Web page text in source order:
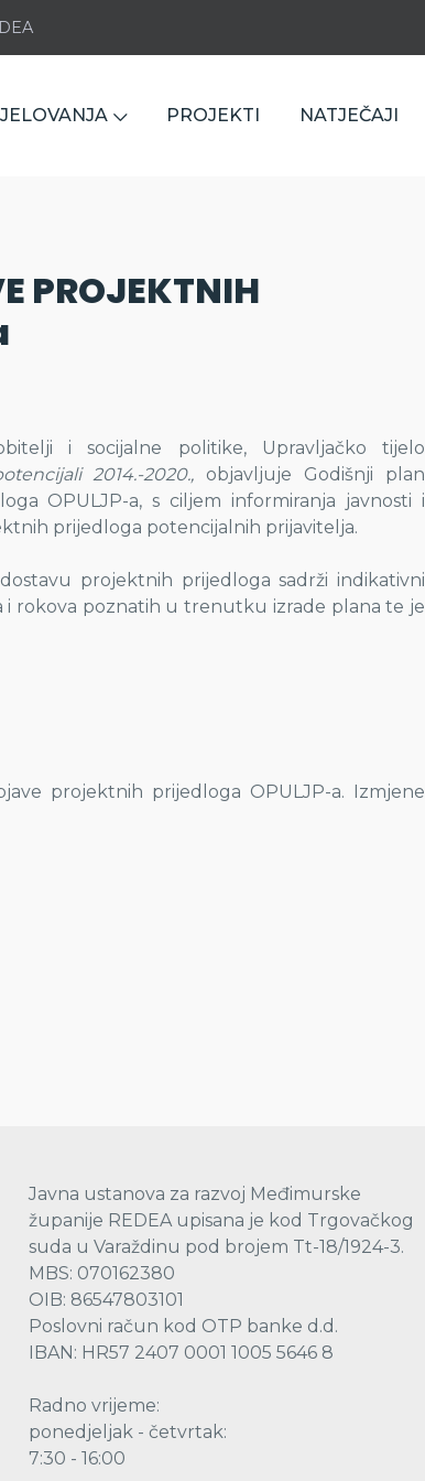
PROJEKTI NATJEČAJI
PROJEKTNIH
i socijalne politike, Upravljačko tijelo
2014.-2020., objavljuje Godišnji plan
OPULJP-a, s ciljem informiranja javnosti i
prijedloga potencijalnih prijavitelja.
projektnih prijedloga sadrži indikativni
rokova poznatih u trenutku izrade plana te je
projektnih prijedloga OPULJP-a. Izmjene
Javna ustanova za razvoj Međimurske
županije REDEA upisana je kod Trgovačkog
suda u Varaždinu pod brojem Tt-18/1924-3.
MBS: 070162380
OIB: 86547803101
Poslovni račun kod OTP banke d.d.
IBAN: HR57 2407 0001 1005 5646 8
Radno vrijeme:
ponedjeljak - četvrtak:
7:30 - 16:00